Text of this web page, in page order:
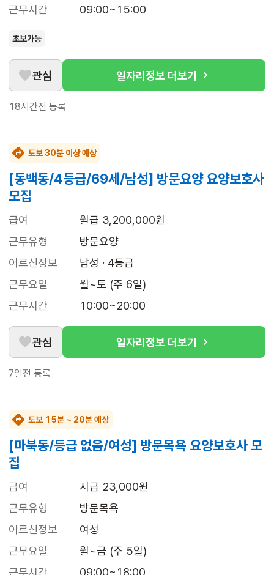
근무시간
09:00~15:00
초보가능
관심 일자리정보 더보기
18시간전 등록
도보 30분 이상 예상
[동백동/4등급/69세/남성] 방문요양 요양보호사
모집
급여
월급 3,200,000원
근무유형
방문요양
어르신정보
남성 · 4등급
근무요일
월~토 (주 6일)
근무시간
10:00~20:00
관심 일자리정보 더보기
7일전 등록
도보 15분 ~ 20분 예상
[마북동/등급 없음/여성] 방문목욕 요양보호사 모
집
급여
시급 23,000원
근무유형
방문목욕
어르신정보
여성
근무요일
월~금 (주 5일)
근무시간
09:00~18:00